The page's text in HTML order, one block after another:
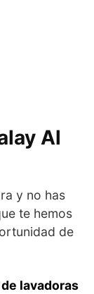
Al
y no has
te hemos
de
lavadoras